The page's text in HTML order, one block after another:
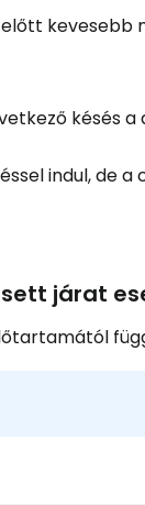
kevesebb
késés a
indul, de
járat